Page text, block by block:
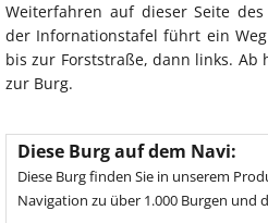
Weiterfahren auf dieser Seite
der Infornationstafel führt ein
bis zur Forststraße, dann links. Ab
zur Burg.
Diese Burg auf dem Navi:
Diese Burg finden Sie in unserem
Navigation zu über 1.000 Burgen und